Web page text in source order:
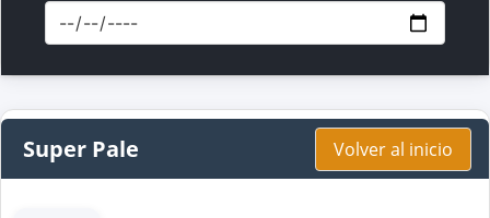
Super Pale Volver al inicio